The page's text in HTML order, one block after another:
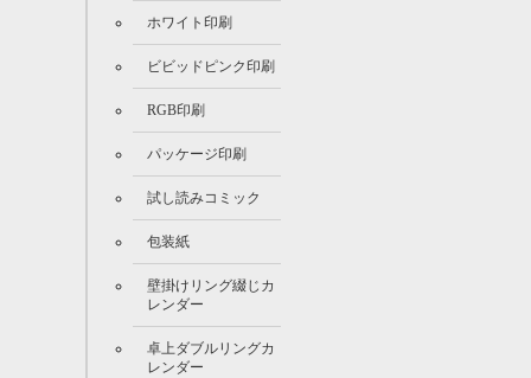
ホワイト印刷
ビビッドピンク印刷
RGB印刷
パッケージ印刷
試し読みコミック
包装紙
壁掛けリング綴じカ
レンダー
卓上ダブルリングカ
レンダー